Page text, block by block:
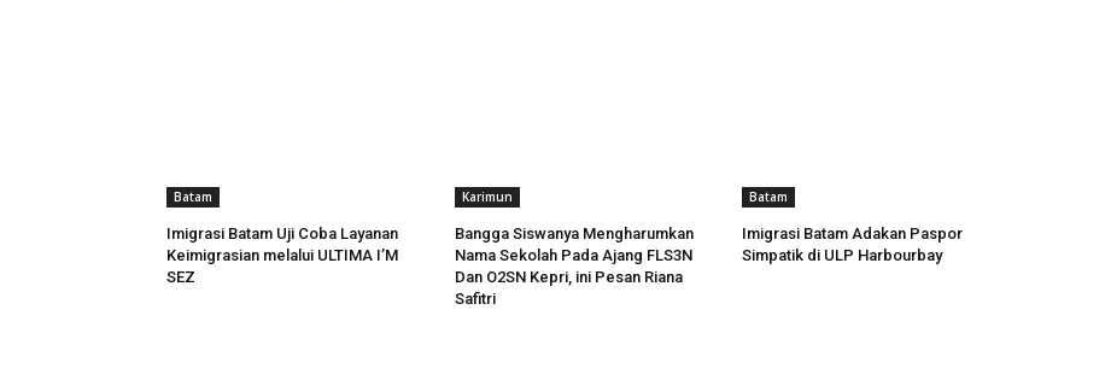
Batam
Imigrasi Batam Uji Coba Layanan
Keimigrasian melalui ULTIMA I’M
SEZ
Karimun
Bangga Siswanya Mengharumkan
Nama Sekolah Pada Ajang FLS3N
Dan O2SN Kepri, ini Pesan Riana
Safitri
Batam
Imigrasi Batam Adakan Paspor
Simpatik di ULP Harbourbay